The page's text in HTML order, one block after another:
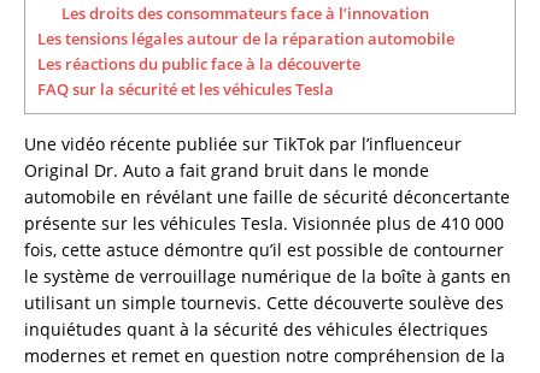
Les droits des consommateurs face à l’innovation
Les tensions légales autour de la réparation automobile
Les réactions du public face à la découverte
FAQ sur la sécurité et les véhicules Tesla
Une vidéo récente publiée sur TikTok par l’influenceur
Original Dr. Auto a fait grand bruit dans le monde
automobile en révélant une faille de sécurité déconcertante
présente sur les véhicules Tesla. Visionnée plus de 410 000
fois, cette astuce démontre qu’il est possible de contourner
le système de verrouillage numérique de la boîte à gants en
utilisant un simple tournevis. Cette découverte soulève des
inquiétudes quant à la sécurité des véhicules électriques
modernes et remet en question notre compréhension de la